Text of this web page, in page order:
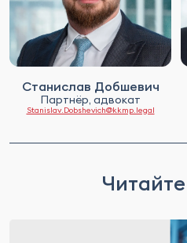
Станислав Добшевич
Партнёр, адвокат
Stanislav.Dobshevich@kkmp.legal